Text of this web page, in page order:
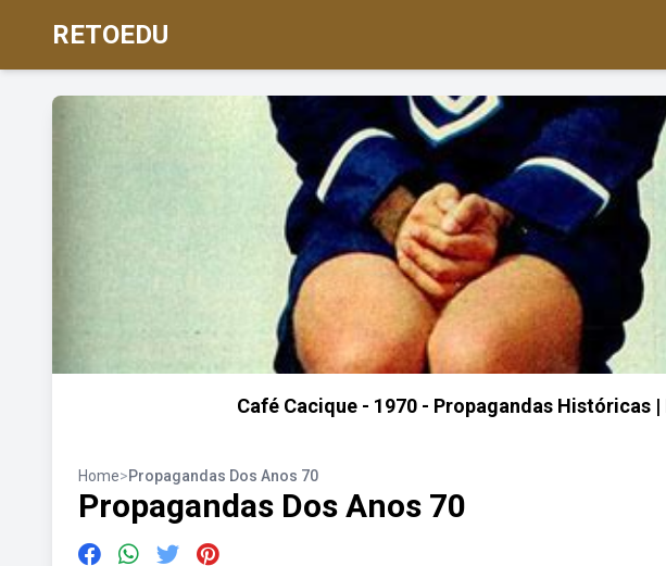
RETOEDU
Café Cacique - 1970 - Propagandas Históricas
Home>Propagandas Dos Anos 70
Propagandas Dos Anos 70